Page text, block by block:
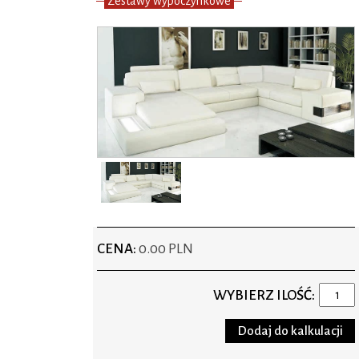
CENA:0.00 PLN
WYBIERZ ILOŚĆ: